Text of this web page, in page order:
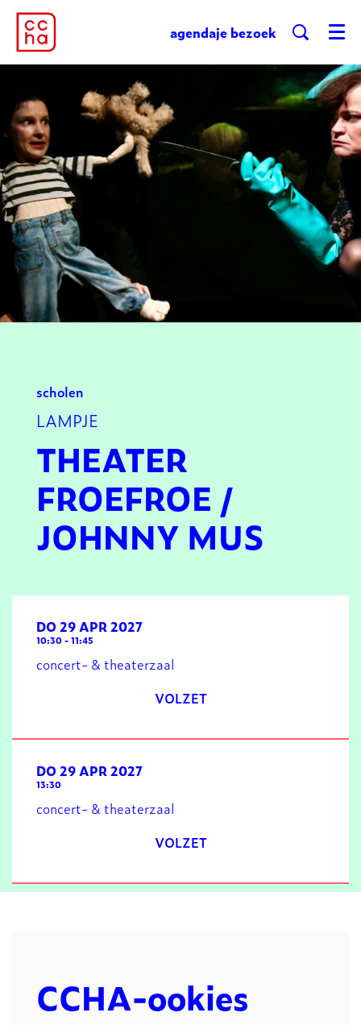
agendaje bezoek Menu
scholen
LAMPJE
THEATER
FROEFROE /
JOHNNY MUS
DO 29 APR 2027
10:30 -11:45
concert- & theaterzaal
VOLZET
DO 29 APR 2027
13:30
concert- & theaterzaal
VOLZET
CCHA-ookies